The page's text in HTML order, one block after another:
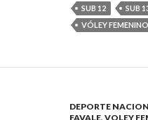
SUB 12
SUB
VÓLEY FEMENINO
DEPORTE
FAVALE, VOLEY